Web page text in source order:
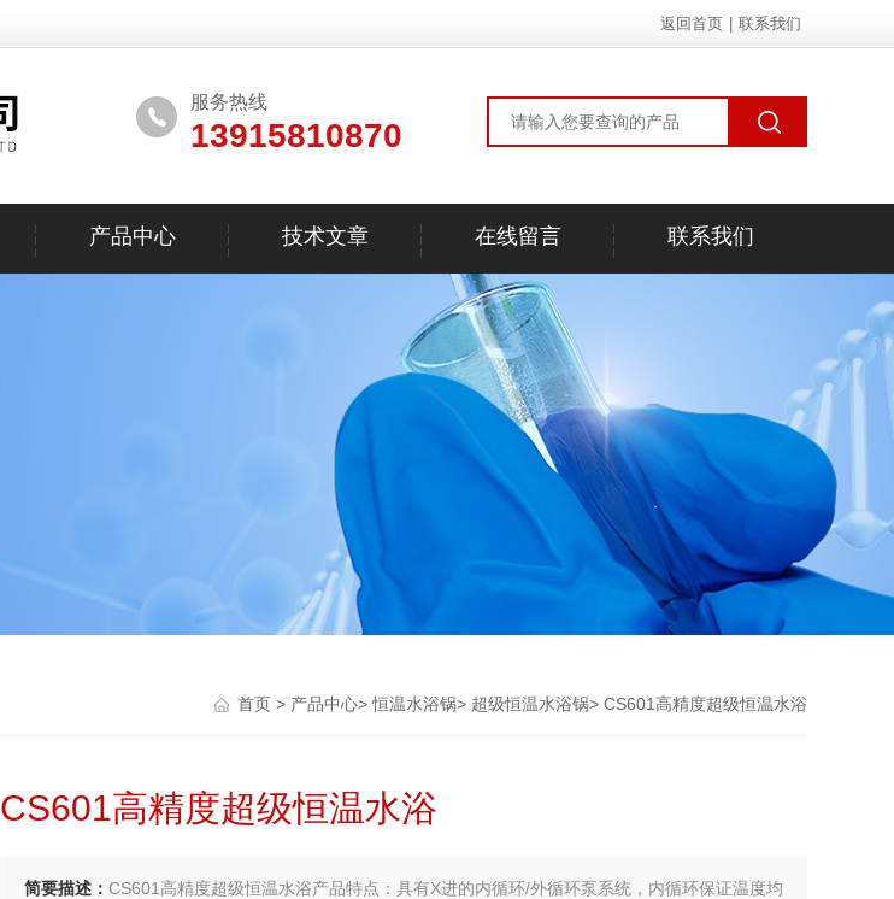
返回首页 联系我们
服务热线
13915810870
产品中心 技术文章 在线留言 联系我们
首页 > 产品中心>恒温水浴锅> 超级恒温水浴锅> CS601高精度超级恒温水浴
CS601高精度超级恒温水浴
简要描述： CS601高精度超级恒温水浴产品特点：具有X进的内循环/外循环泵系统，内循环保证温度均